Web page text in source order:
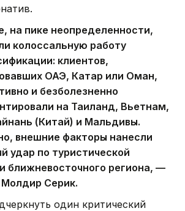
на пике неопределенности,
колоссальную работу
клиентов,
ОАЭ, Катар или Оман,
и безболезненно
на Таиланд, Вьетнам,
(Китай) и Мальдивы.
внешние факторы нанесли
удар по туристической
ближневосточного региона, —
Молдир Серик.
один критический